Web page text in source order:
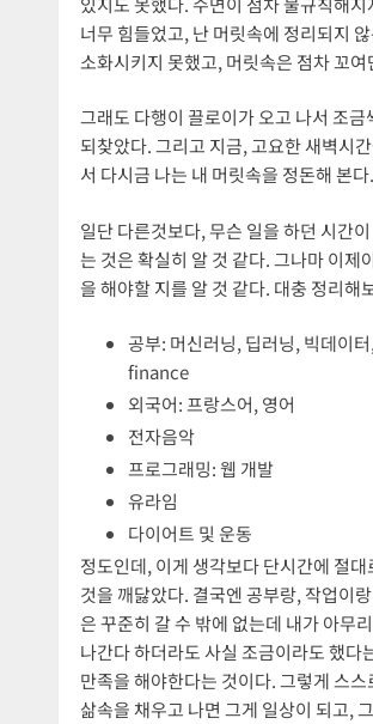
너무 힘들었고, 난 머릿속에 정리되지
소화시키지 못했고, 머릿속은 점차 꼬여
그래도 다행이 끌로이가 오고 나서 조금
되찾았다. 그리고 지금, 고요한 새벽시
서 다시금 나는 내 머릿속을 정돈해 본다.
일단 다른것보다, 무슨 일을 하던 시간
는 것은 확실히 알 것 같다. 그나마 이제
을 해야할 지를 알 것 같다. 대충 정리해
공부: 머신러닝, 딥러닝, 빅데이
finance
외국어: 프랑스어, 영어
전자음악
프로그래밍: 웹 개발
유라임
다이어트 및 운동
정도인데, 이게 생각보다 단시간에 절대
것을 깨닳았다. 결국엔 공부랑, 작업이
은 꾸준히 갈 수 밖에 없는데 내가 아무
나간다 하더라도 사실 조금이라도 했다
만족을 해야한다는 것이다. 그렇게 스스
삶속을 채우고 나면 그게 일상이 되고,